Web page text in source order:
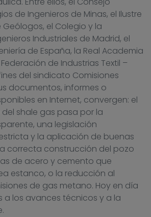
de Ingenieros de Minas, el Ilustre
el Colegio y la
Industriales de Madrid, el
de España, la Real Academia
de Industrias Textil –
del sindicato Comisiones
documentos, informes o
en Internet, convergen: el
shale gas pasa por la
una legislación
y la aplicación de buenas
correcta construcción del pozo
de acero y cemento que
estanco, o la reducción al
de gas metano. Hoy en día
a los avances técnicos y a la